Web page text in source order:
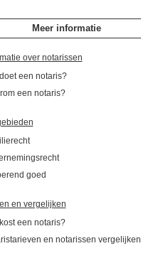
Meer informatie
over notarissen
een notaris?
een notaris?
goed
en vergelijken
een notaris?
en notarissen vergelijken